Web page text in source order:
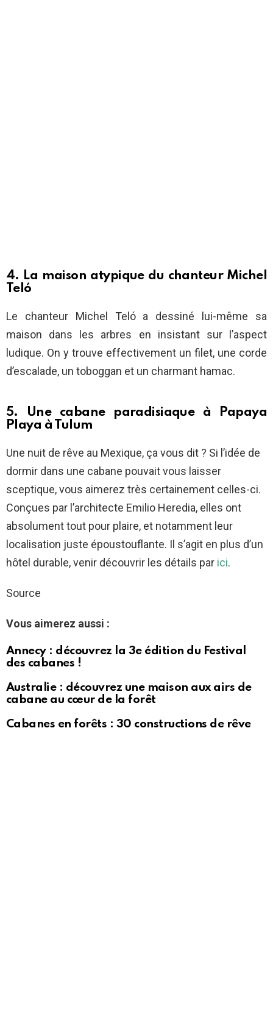
4. La maison atypique du chanteur Michel
Teló
Le chanteur Michel Teló a dessiné lui-même sa
maison dans les arbres en insistant sur l’aspect
ludique. On y trouve effectivement un filet, une corde
d’escalade, un toboggan et un charmant hamac.
5. Une cabane paradisiaque à Papaya
Playa à Tulum
Une nuit de rêve au Mexique, ça vous dit ? Si l’idée de
dormir dans une cabane pouvait vous laisser
sceptique, vous aimerez très certainement celles-ci.
Conçues par l’architecte Emilio Heredia, elles ont
absolument tout pour plaire, et notamment leur
localisation juste époustouflante. Il s’agit en plus d’un
hôtel durable, venir découvrir les détails par ici.
Source
Vous aimerez aussi :
Annecy : découvrez la 3e édition du Festival
des cabanes !
Australie : découvrez une maison aux airs de
cabane au cœur de la forêt
Cabanes en forêts : 30 constructions de rêve